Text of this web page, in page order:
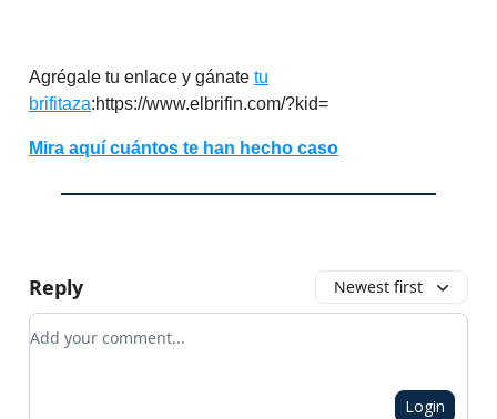
Agrégale tu enlace y gánate tu
brifitaza:https://www.elbrifin.com/?kid=
Mira aquí cuántos te han hecho caso
Reply Newest first
Add your comment
Login